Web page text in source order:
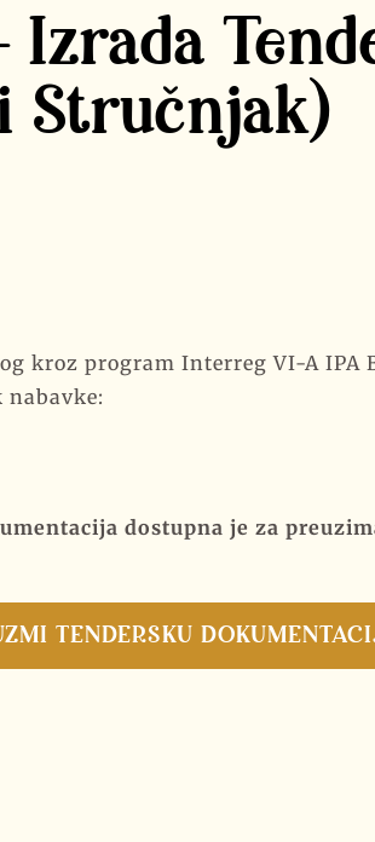
Izrada
Stručnjak)
kroz program Interreg VI-A IPA
nabavke:
dostupna je za
TENDERSKU